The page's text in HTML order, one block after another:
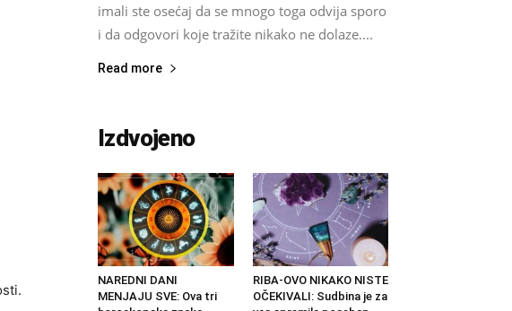
imali ste osećaj da se mnogo toga odvija sporo
i da odgovori koje tražite nikako ne dolaze....
Read more
Izdvojeno
NAREDNI DANI
MENJAJU SVE: Ova tri
RIBA-OVO NIKAKO NISTE
OČEKIVALI: Sudbina je za